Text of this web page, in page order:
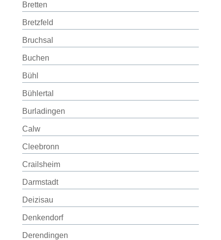
Bretten
Bretzfeld
Bruchsal
Buchen
Bühl
Bühlertal
Burladingen
Calw
Cleebronn
Crailsheim
Darmstadt
Deizisau
Denkendorf
Derendingen